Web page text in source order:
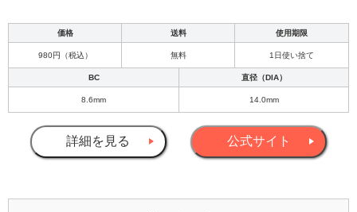
価格 送料 使用期限
980円（税込） 無料 1日使い捨て
BC 直径（DIA）
8.6mm 14.0mm
詳細を見る 公式サイト